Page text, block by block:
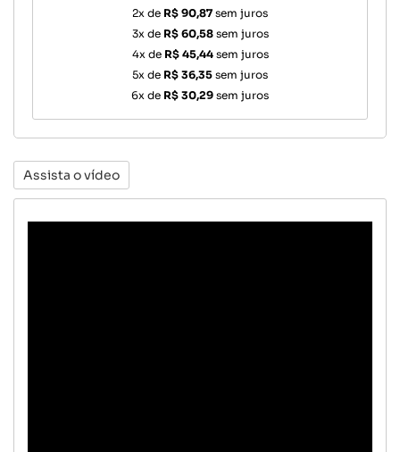
2x de R$ 90,87 sem juros
3x de R$ 60,58sem juros
4x de R$ 45,44sem juros
5x de R$ 36,35 sem juros
6x de R$ 30,29 sem juros
Assista o vídeo